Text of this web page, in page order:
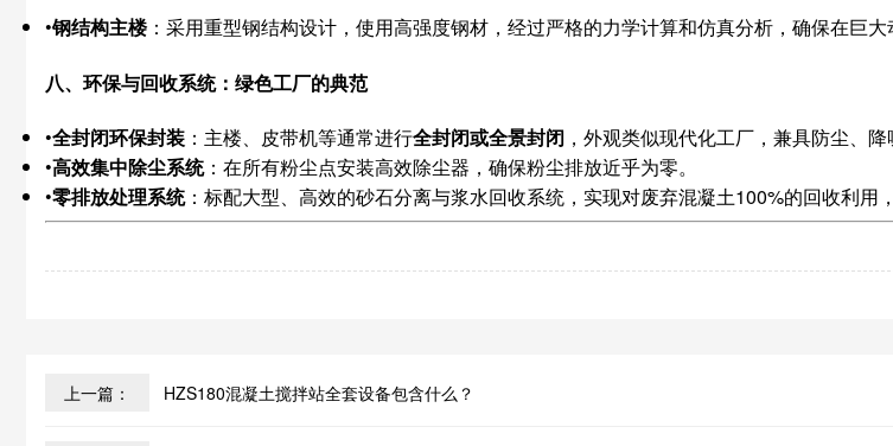
•钢结构主楼：采用重型钢结构设计，使用高强度钢材，经过严格的力学计算和仿真分析，确保在巨大
八、环保与回收系统：绿色工厂的典范
•全封闭环保封装 ：主楼、皮带机等通常进行全封闭或全景封闭 ，外观类似现代化工厂，兼具防尘、降
•高效集中除尘系统：在所有粉尘点安装高效除尘器，确保粉尘排放近乎为零。
•零排放处理系统：标配大型、高效的砂石分离与浆水回收系统，实现对废弃混凝土100%的回收利用
上一篇： HZS180混凝土搅拌站全套设备包含什么？